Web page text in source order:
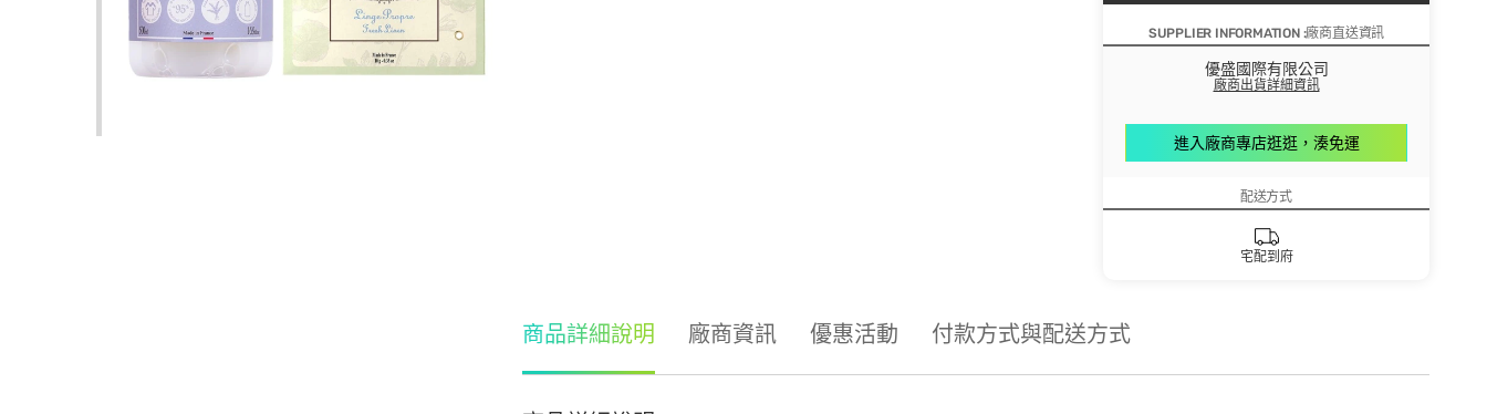
SUPPLIER INFORMATION :廠商直送資訊
優盛國際有限公司
廠商出貨詳細資訊
進入廠商專店逛逛，湊免運
配送方式
宅配到府
商品詳細說明 廠商資訊 優惠活動 付款方式與配送方式